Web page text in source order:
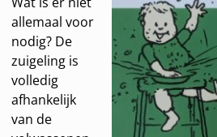
allemaal voor
nodig? De
zuigeling is
volledig
afhankelijk
van de